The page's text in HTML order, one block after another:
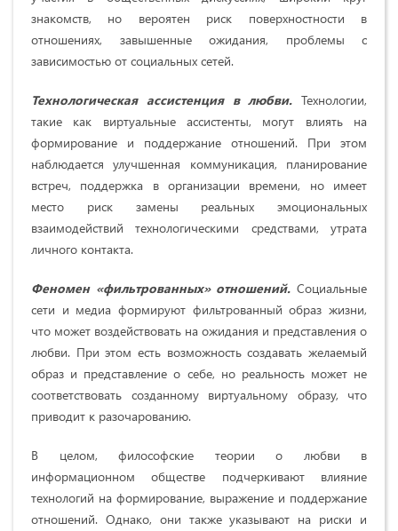
знакомств, но вероятен риск поверхностности в
отношениях, завышенные ожидания, проблемы с
зависимостью от социальных сетей.
Технологическая ассистенция в любви. Технологии,
такие как виртуальные ассистенты, могут влиять на
формирование и поддержание отношений. При этом
наблюдается улучшенная коммуникация, планирование
встреч, поддержка в организации времени, но имеет
место риск замены реальных эмоциональных
взаимодействий технологическими средствами, утрата
личного контакта.
Феномен «фильтрованных» отношений. Социальные
сети и медиа формируют фильтрованный образ жизни,
что может воздействовать на ожидания и представления о
любви. При этом есть возможность создавать желаемый
образ и представление о себе, но реальность может не
соответствовать созданному виртуальному образу, что
приводит к разочарованию.
В целом, философские теории о любви в
информационном обществе подчеркивают влияние
технологий на формирование, выражение и поддержание
отношений. Однако, они также указывают на риски и